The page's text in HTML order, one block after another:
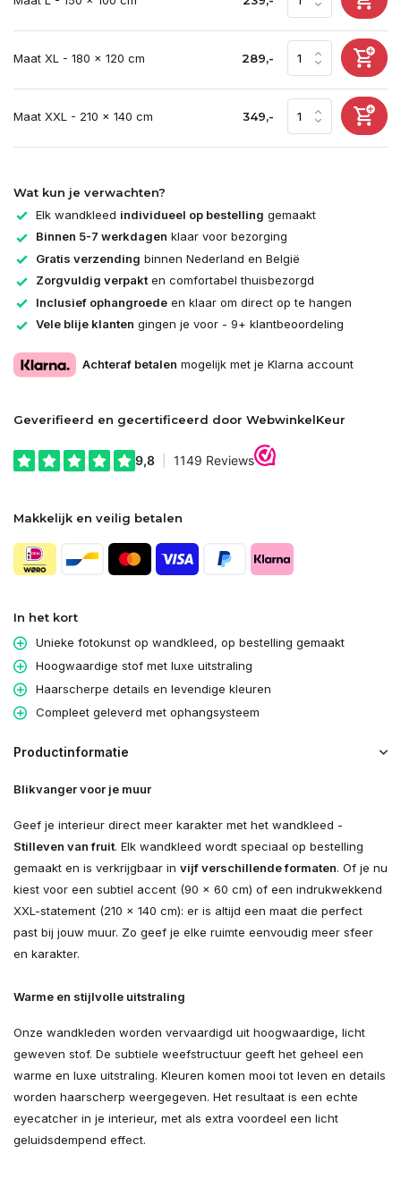
Maat XL - 180 x 120 cm 289,-
Maat XXL - 210 x 140 cm 349,-
Wat kun je verwachten?
Elk wandkleed individueel op bestelling gemaakt
Binnen 5-7 werkdagen klaar voor bezorging
Gratis verzending binnen Nederland en België
Zorgvuldig verpakten comfortabel thuisbezorgd
Inclusief ophangroede en klaar om direct op te hangen
Vele blije klanten gingen je voor - 9+ klantbeoordeling
Achteraf betalen mogelijk met je Klarna account
Geverifieerd en gecertificeerd door WebwinkelKeur
Makkelijk en veilig betalen
In het kort
Unieke fotokunst op wandkleed, op bestelling gemaakt
Hoogwaardige stof met luxe uitstraling
Haarscherpe details en levendige kleuren
Compleet geleverd met ophangsysteem
Productinformatie
Blikvanger voor je muur
Geef je interieur direct meer karakter met het wandkleed -
Stilleven van fruit. Elk wandkleed wordt speciaal op bestelling
gemaakt en is verkrijgbaar in vijf verschillende formaten. Of je nu
kiest voor een subtiel accent (90 × 60 cm) of een indrukwekkend
XXL-statement (210 × 140 cm): er is altijd een maat die perfect
past bij jouw muur. Zo geef je elke ruimte eenvoudig meer sfeer
en karakter.
Warme en stijlvolle uitstraling
Onze wandkleden worden vervaardigd uit hoogwaardige, licht
geweven stof. De subtiele weefstructuur geeft het geheel een
warme en luxe uitstraling. Kleuren komen mooi tot leven en details
worden haarscherp weergegeven. Het resultaat is een echte
eyecatcher in je interieur, met als extra voordeel een licht
geluidsdempend effect.